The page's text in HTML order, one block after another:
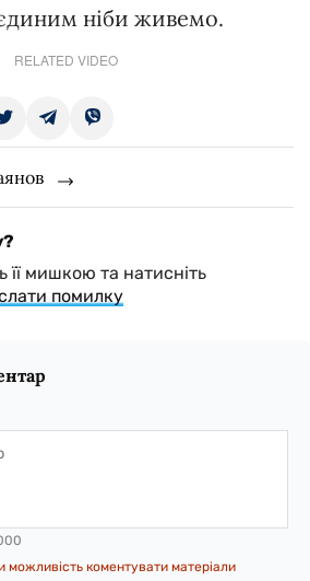
ніби живемо.
RELATED VIDEO
її мишкою та натисніть
помилку
коментувати матеріали